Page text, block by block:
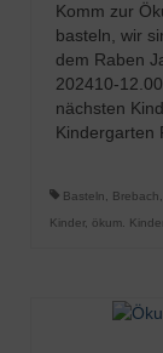
Komm zur
basteln, wir
dem Raben
202410-
nächsten
Kindergarten
Basteln, Brebach,
Kinder, ökum.